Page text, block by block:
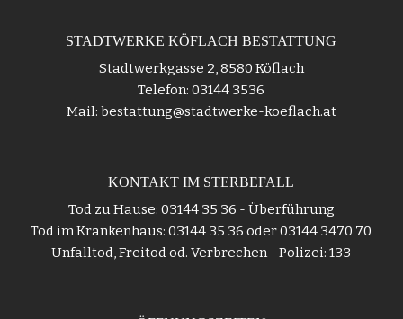
STADTWERKE KÖFLACH BESTATTUNG
Stadtwerkgasse 2, 8580 Köflach
Telefon: 03144 3536
Mail: bestattung@stadtwerke-koeflach.at
KONTAKT IM STERBEFALL
Tod zu Hause: 03144 35 36 - Überführung
Tod im Krankenhaus: 03144 35 36 oder 03144 3470 70
Unfalltod, Freitod od. Verbrechen - Polizei: 133